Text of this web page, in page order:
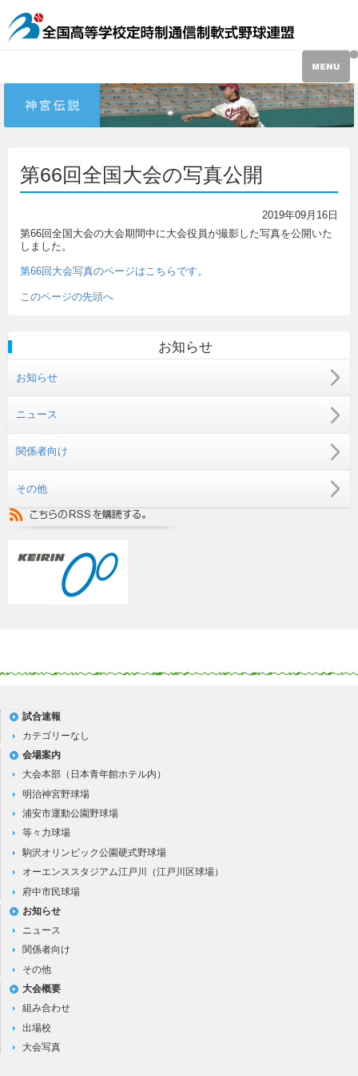
第66回全国大会の写真公開
2019年09月16日
第66回全国大会の大会期間中に大会役員が撮影した写真を公開いた
しました。
第66回大会写真のページはこちらです。
このページの先頭へ
お知らせ
お知らせ
ニュース
関係者向け
その他
試合速報
カテゴリーなし
会場案内
大会本部（日本青年館ホテル内）
明治神宮野球場
浦安市運動公園野球場
等々力球場
駒沢オリンピック公園硬式野球場
オーエンススタジアム江戸川（江戸川区球場）
府中市民球場
お知らせ
ニュース
関係者向け
その他
大会概要
組み合わせ
出場校
大会写真